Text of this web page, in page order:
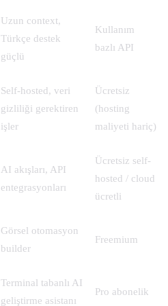
Uzun context,
Türkçe destek
güçlü
Kullanım
bazlı API
Self-hosted, veri
gizliliği gerektiren
işler
Ücretsiz
(hosting
maliyeti hariç)
AI akışları, API
entegrasyonları
Ücretsiz self-
hosted / cloud
ücretli
Görsel otomasyon
builder
Freemium
Terminal tabanlı AI
geliştirme asistanı
Pro abonelik